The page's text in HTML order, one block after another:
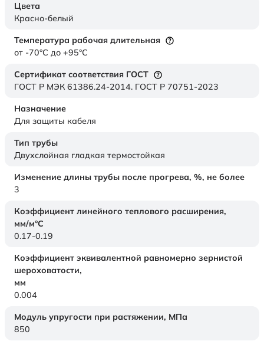
Цвета
Красно-белый
Температура рабочая длительная
от -70°C до +95°C
Сертификат соответствия ГОСТ
ГОСТ Р МЭК 61386.24-2014. ГОСТ Р 70751-2023
Назначение
Для защиты кабеля
Тип трубы
Двухслойная гладкая термостойкая
Изменение длины трубы после прогрева, %, не более
3
Коэффициент линейного теплового расширения,
мм/м°С
0.17-0.19
Коэффициент эквивалентной равномерно зернистой
шероховатости,
мм
0.004
Модуль упругости при растяжении, МПа
850